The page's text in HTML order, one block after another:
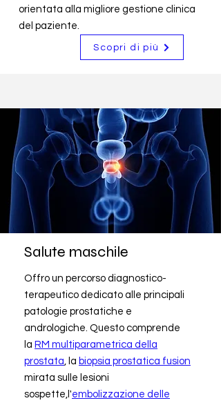
orientata alla migliore gestione clinica
del paziente.
Scopri di più
Salute maschile
Offro un percorso diagnostico-
terapeutico dedicato alle principali
patologie prostatiche e
andrologiche. Questo comprende
la RM multiparametrica della
prostata, la biopsia prostatica fusion
mirata sulle lesioni
sospette,l'embolizzazione delle